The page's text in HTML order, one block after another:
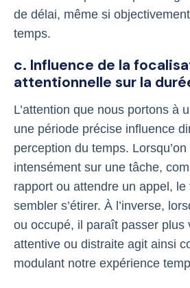
de délai, même si
temps.
c. Influence de la
attentionnelle sur la
L’attention que nous portons à
une période précise influence
perception du temps.
intensément sur une tâche,
rapport ou attendre un appel, le
sembler s’étirer. À l’inverse,
ou occupé, il paraît passer plus
attentive ou distraite agit ainsi
modulant notre expérience